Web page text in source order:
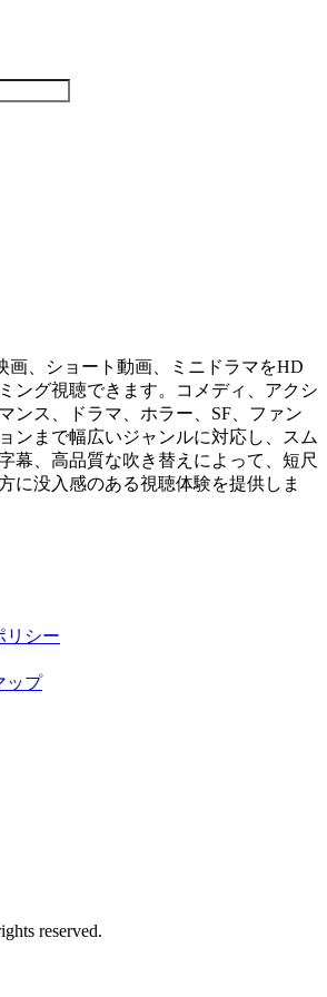
画、ショート動画、ミニドラマをHD
ング視聴できます。コメディ、アクシ
ンス、ドラマ、ホラー、SF、ファン
ンまで幅広いジャンルに対応し、スム
幕、高品質な吹き替えによって、短尺
に没入感のある視聴体験を提供しま
リシー
ップ
reserved.